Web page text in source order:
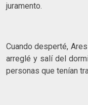
juramento.
Cuando desperté,
arreglé y salí del
personas que tenían